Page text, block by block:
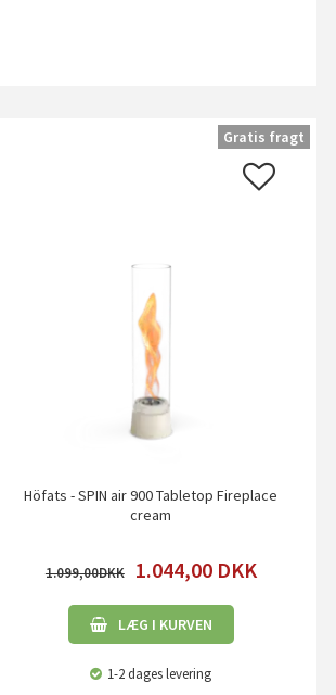
Höfats - SPIN air 900 Tabletop Fireplace
cream
1.099,00 1.044,00 DKK
LÆG I KURVEN
1-2 dages levering
Gratis fragt